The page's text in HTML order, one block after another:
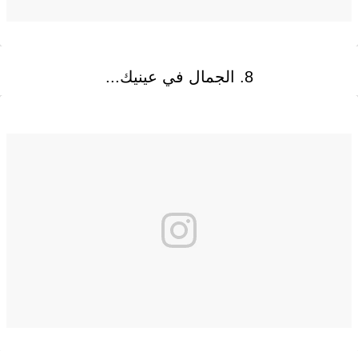
8. الجمال في عينيك...